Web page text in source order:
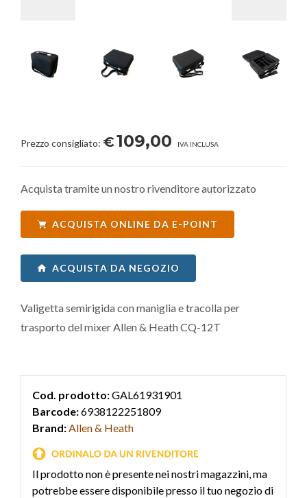
Prezzo consigliato: €109,00 IVA INCLUSA
Acquista tramite un nostro rivenditore autorizzato
ACQUISTA ONLINE DA E-POINT
ACQUISTA DA NEGOZIO
Valigetta semirigida con maniglia e tracolla per
trasporto del mixer Allen & Heath CQ-12T
Cod. prodotto:GAL61931901
Barcode:6938122251809
Brand:Allen & Heath
Il prodotto non è presente nei nostri magazzini, ma
potrebbe essere disponibile presso il tuo negozio di